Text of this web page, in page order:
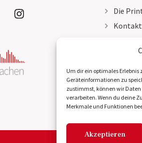
Um dir ein optimales Erlebnis
Geräteinformationen zu
zustimmst, können wir Daten
verarbeiten. Wenn du deine
Merkmale und Funktionen
Akzeptieren
Die
Kontakt